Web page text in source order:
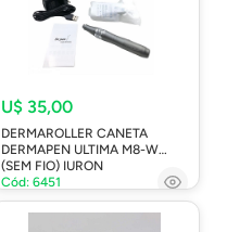
U$ 35,00
DERMAROLLER CANETA
DERMAPEN ULTIMA M8-W
(SEM FIO) IURON
Cód: 6451